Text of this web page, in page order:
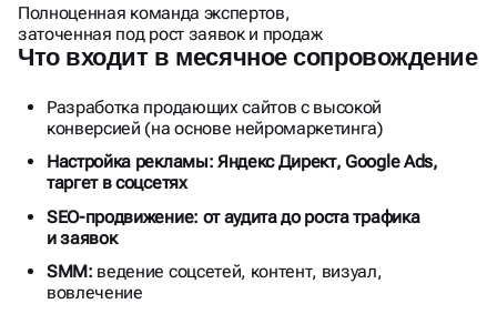
ШТАТНОГО МАРКЕТОЛОГА
Полноценная команда экспертов,
заточенная под рост заявок и продаж
Что входит в месячное сопровождение
Разработка продающих сайтов с высокой
конверсией (на основе нейромаркетинга)
Настройка рекламы: Яндекс Директ, Google Ads,
таргет в соцсетях
SEO-продвижение: от аудита до роста трафика
и заявок
SMM: ведение соцсетей, контент, визуал,
вовлечение